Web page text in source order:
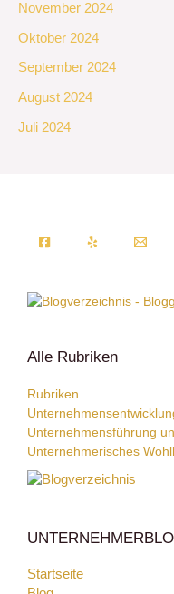
November 2024
Oktober 2024
September 2024
August 2024
Juli 2024
Alle Rubriken
Rubriken
Unternehmensführung
Unternehmerisches
Startseite